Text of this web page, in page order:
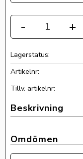
+
-
Lagerstatus
Artikelnr
Tillv. artikelnr
Omdömen